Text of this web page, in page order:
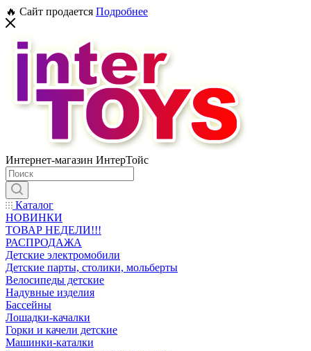
🔥 Сайт продается Подробнее
Интернет-магазин ИнтерТойс
Каталог
НОВИНКИ
ТОВАР НЕДЕЛИ!!!
РАСПРОДАЖА
Детские электромобили
Детские парты, столики, мольберты
Велосипеды детские
Надувные изделия
Бассейны
Лошадки-качалки
Горки и качели детские
Машинки-каталки